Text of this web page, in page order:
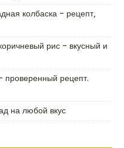
колбаска – рецепт,
рис – вкусный и
проверенный рецепт.
на любой вкус